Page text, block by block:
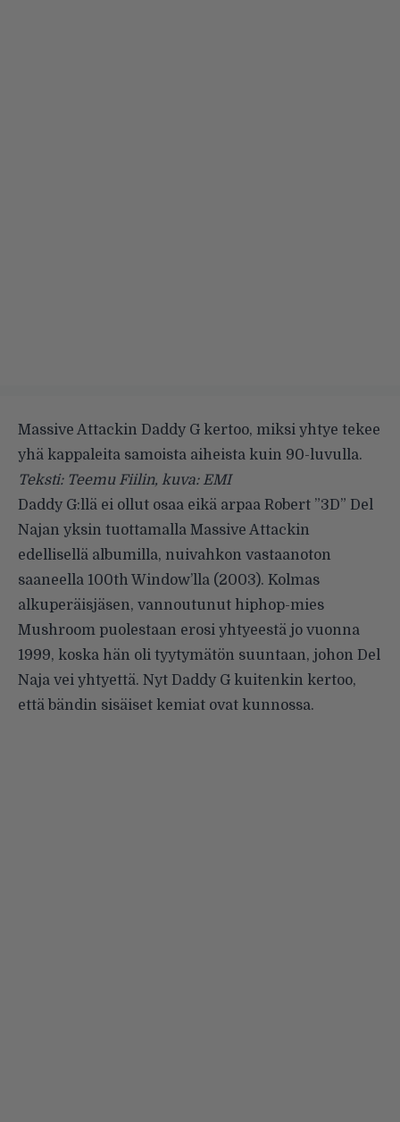
Massive Attackin Daddy G kertoo, miksi yhtye tekee
yhä kappaleita samoista aiheista kuin 90-luvulla.
Teksti: Teemu Fiilin, kuva: EMI
Daddy G:llä ei ollut osaa eikä arpaa Robert ”3D” Del
Najan yksin tuottamalla Massive Attackin
edellisellä albumilla, nuivahkon vastaanoton
saaneella 100th Window’lla (2003). Kolmas
alkuperäisjäsen, vannoutunut hiphop-mies
Mushroom puolestaan erosi yhtyeestä jo vuonna
1999, koska hän oli tyytymätön suuntaan, johon Del
Naja vei yhtyettä. Nyt Daddy G kuitenkin kertoo,
että bändin sisäiset kemiat ovat kunnossa.